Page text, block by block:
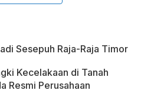
Sesepuh Raja-Raja Timor
Kecelakaan di Tanah
Resmi Perusahaan